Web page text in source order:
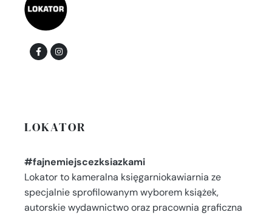
LOKATOR
#fajnemiejscezksiazkami
Lokator to kameralna księgarniokawiarnia ze
specjalnie sprofilowanym wyborem książek,
autorskie wydawnictwo oraz pracownia graficzna